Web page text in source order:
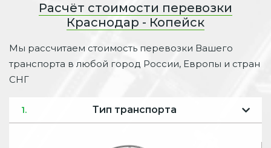
Расчёт стоимости перевозки
Краснодар - Копейск
Мы рассчитаем стоимость перевозки Вашего
транспорта в любой город России, Европы и стран
СНГ
1. Тип транспорта